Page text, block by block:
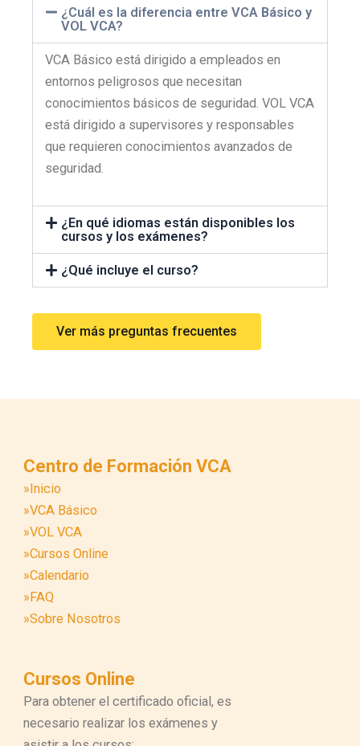
¿Cuál es la diferencia entre VCA Básico y
VOL VCA?
VCA Básico está dirigido a empleados en
entornos peligrosos que necesitan
conocimientos básicos de seguridad. VOL VCA
está dirigido a supervisores y responsables
que requieren conocimientos avanzados de
seguridad.
¿En qué idiomas están disponibles los
cursos y los exámenes?
¿Qué incluye el curso?
Ver más preguntas frecuentes
Centro de Formación VCA
»Inicio
»VCA Básico
»VOL VCA
»Cursos Online
»Calendario
»FAQ
»Sobre Nosotros
Cursos Online
Para obtener el certificado oficial, es
necesario realizar los exámenes y